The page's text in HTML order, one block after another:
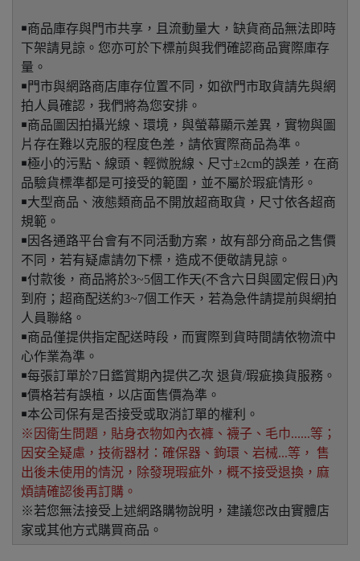
￭商品庫存與門市共享，且流動量大，缺貨商品無法即時
下架請見諒。您亦可於下標前與我們確認商品實際庫存
量。
￭門市與網路商店庫存位置不同，如欲門市取貨請先與網
拍人員確認，我們將為您安排。
￭商品圖因拍攝光線、環境，與螢幕顯示差異，實物與圖
片存在難以克服的程度色差，請依實際商品為準。
￭極小的污點、線頭、輕微脫線、尺寸±2cm的誤差，在商
品驗貨標準都是可接受的範圍，並不屬於瑕疵情形。
￭大型商品、液態類商品不開放超商取貨，尺寸依各超商
規範。
￭因各通路平台會有不同活動方案，故有部分商品之售價
不同，若有疑慮請勿下標，造成不便敬請見諒。
￭付款後，商品將於3~5個工作天(不含六日與國定假日)內
到府；超商配送約3~7個工作天，若為急件請提前與網拍
人員聯絡。
￭商品僅提供指定配送時段，而實際到貨時間請依物流中
心作業為準。
￭每張訂單於7日鑑賞期內提供乙次 退貨/瑕疵換貨服務。
￭價格若有誤植，以店面售價為準。
￭本公司保有是否接受或取消訂單的權利。
※因衛生問題，貼身衣物如內衣褲、襪子、毛巾......等；
因安全疑慮，技術器材：確保器、鉤環、岩械...等， 售
出後未使用的情況，除發現瑕疵外，概不接受退換，麻
煩請確認後再訂購。
※若您無法接受上述網路購物說明，建議您改由實體店
家或其他方式購買商品。